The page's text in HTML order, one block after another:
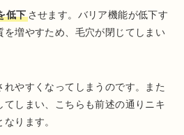
低下させます。バリア機能が低下す
を増やすため、毛穴が閉じてしまい
やすくなってしまうのです。また
しまい、こちらも前述の通りニキ
ります。